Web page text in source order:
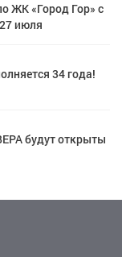
ЖК «Город Гор» с
июля
34 года!
будут открыты